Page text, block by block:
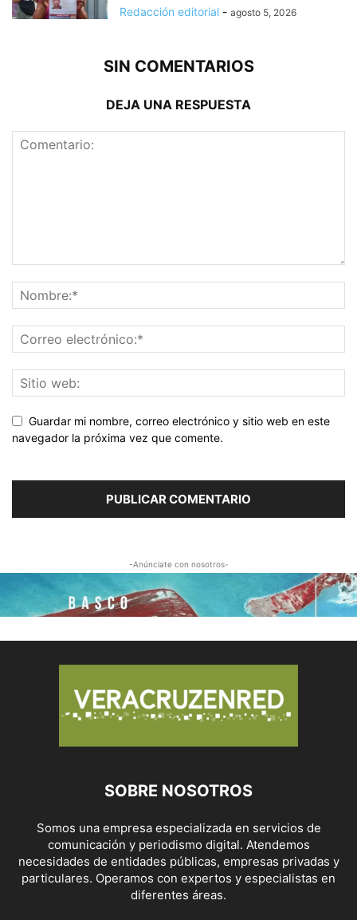
Redacción editorial - agosto 5, 2026
SIN COMENTARIOS
DEJA UNA RESPUESTA
Guardar mi nombre, correo electrónico y sitio web en este
navegador la próxima vez que comente.
-Anúnciate con nosotros-
SOBRE NOSOTROS
Somos una empresa especializada en servicios de
comunicación y periodismo digital. Atendemos
necesidades de entidades públicas, empresas privadas y
particulares. Operamos con expertos y especialistas en
diferentes áreas.